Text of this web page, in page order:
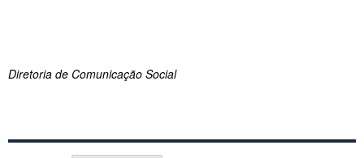
Diretoria de Comunicação Social